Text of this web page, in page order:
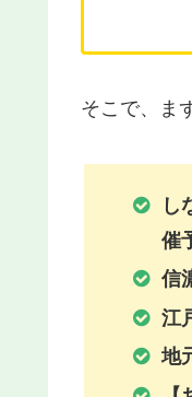
そこで、ま
し
催
信
江
地